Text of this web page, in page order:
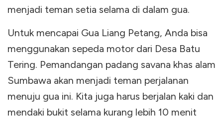
menjadi teman setia selama di dalam gua.
Untuk mencapai Gua Liang Petang, Anda bisa
menggunakan sepeda motor dari Desa Batu
Tering. Pemandangan padang savana khas alam
Sumbawa akan menjadi teman perjalanan
menuju gua ini. Kita juga harus berjalan kaki dan
mendaki bukit selama kurang lebih 10 menit